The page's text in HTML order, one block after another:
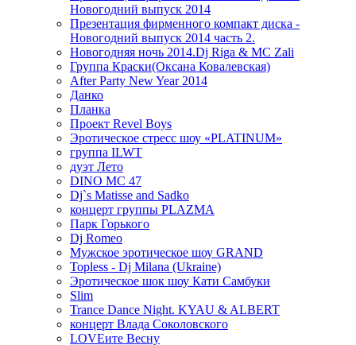
Новогодний выпуск 2014
Презентация фирменного компакт диска -
Новогодний выпуск 2014 часть 2.
Новогодняя ночь 2014.Dj Riga & MC Zali
Группа Краски(Оксана Ковалевская)
After Party New Year 2014
Данко
Планка
Проект Revel Boys
Эротическое стресс шоу «PLATINUM»
группа ILWT
дуэт Лето
DINO MC 47
Dj`s Matisse and Sadko
концерт группы PLAZMA
Парк Горького
Dj Romeo
Мужское эротическое шоу GRAND
Topless - Dj Milana (Ukraine)
Эротическое шок шоу Кати Самбуки
Slim
Trance Dance Night. KYAU & ALBERT
концерт Влада Соколовского
LOVEите Весну